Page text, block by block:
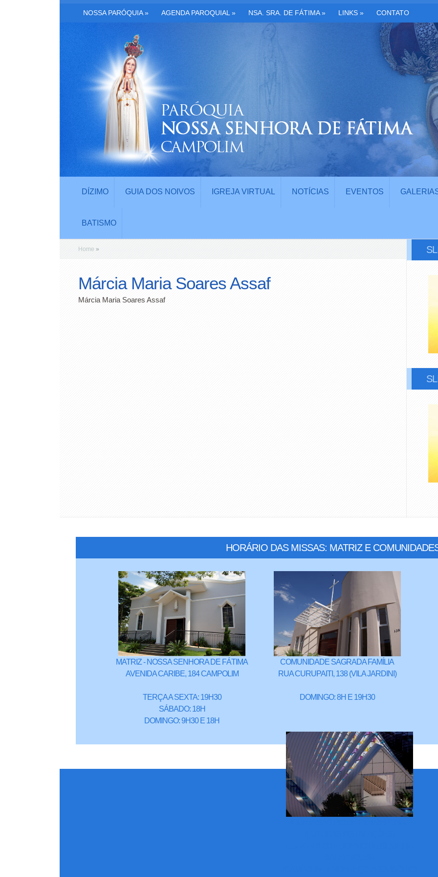
NOSSA PARÓQUIA» AGENDA PAROQUIAL » NSA. SRA. DE FÁTIMA» LINKS » CONTATO
DÍZIMO GUIA DOS NOIVOS IGREJA VIRTUAL NOTÍCIAS EVENTOS
BATISMO
Home »
Márcia Maria Soares Assaf
Márcia Maria Soares Assaf
HORÁRIO DAS MISSAS: MATRIZ E
MATRIZ - NOSSA SENHORA DE FÁTIMA
AVENIDA CARIBE, 184 CAMPOLIM
TERÇA A SEXTA: 19H30
SÁBADO: 18H
DOMINGO: 9H30 E 18H
COMUNIDADE SAGRADA FAMÍLIA
RUA CURUPAITI, 138 (VILA JARDINI)
DOMINGO: 8H E 19H30